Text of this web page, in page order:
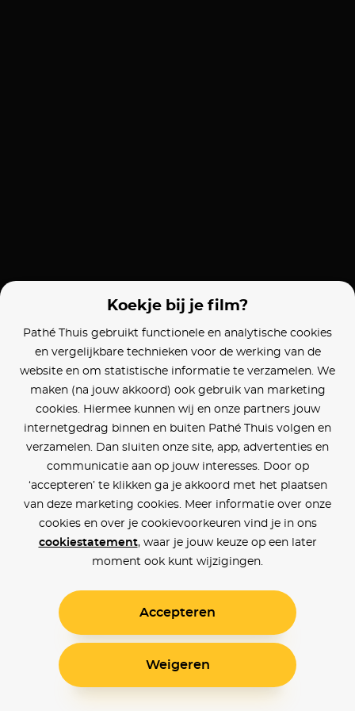
Koekje bij je film?
Pathé Thuis gebruikt functionele en analytische cookies
en vergelijkbare technieken voor de werking van de
website en om statistische informatie te verzamelen. We
maken (na jouw akkoord) ook gebruik van marketing
cookies. Hiermee kunnen wij en onze partners jouw
internetgedrag binnen en buiten Pathé Thuis volgen en
verzamelen. Dan sluiten onze site, app, advertenties en
communicatie aan op jouw interesses. Door op
‘accepteren’ te klikken ga je akkoord met het plaatsen
van deze marketing cookies. Meer informatie over onze
cookies en over je cookievoorkeuren vind je in ons
cookiestatement, waar je jouw keuze op een later
moment ook kunt wijzigingen.
Accepteren
Weigeren